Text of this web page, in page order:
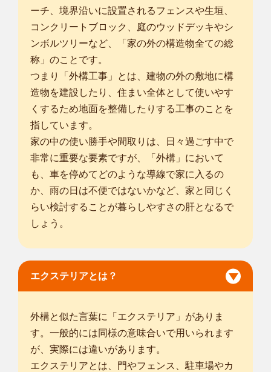
ーチ、境界沿いに設置されるフェンスや生垣、
コンクリートブロック、庭のウッドデッキやシ
ンボルツリーなど、「家の外の構造物全ての総
称」のことです。
つまり「外構工事」とは、建物の外の敷地に構
造物を建設したり、住まい全体として使いやす
くするため地面を整備したりする工事のことを
指しています。
家の中の使い勝手や間取りは、日々過ごす中で
非常に重要な要素ですが、「外構」において
も、車を停めてどのような導線で家に入るの
か、雨の日は不便ではないかなど、家と同じく
らい検討することが暮らしやすさの肝となるで
しょう。
エクステリアとは？
外構と似た言葉に「エクステリア」がありま
す。一般的には同様の意味合いで用いられます
が、実際には違いがあります。
エクステリアとは、門やフェンス、駐車場やカ